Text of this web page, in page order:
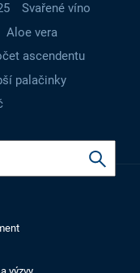
Svařené víno
Aloe vera
ascendentu
palačinky